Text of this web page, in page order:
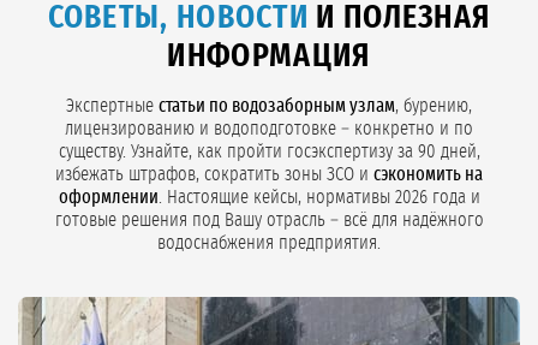
СОВЕТЫ, НОВОСТИ И ПОЛЕЗНАЯ
ИНФОРМАЦИЯ
Экспертные статьи по водозаборным узлам, бурению,
лицензированию и водоподготовке – конкретно и по
существу. Узнайте, как пройти госэкспертизу за 90 дней,
избежать штрафов, сократить зоны ЗСО и сэкономить на
оформлении . Настоящие кейсы, нормативы 2026 года и
готовые решения под Вашу отрасль – всё для надёжного
водоснабжения предприятия.